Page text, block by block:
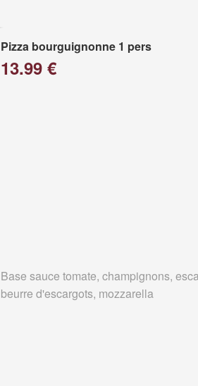
Pizza bourguignonne 1 pers
13.99 €
Base sauce tomate, champignons,
beurre d'escargots, mozzarella